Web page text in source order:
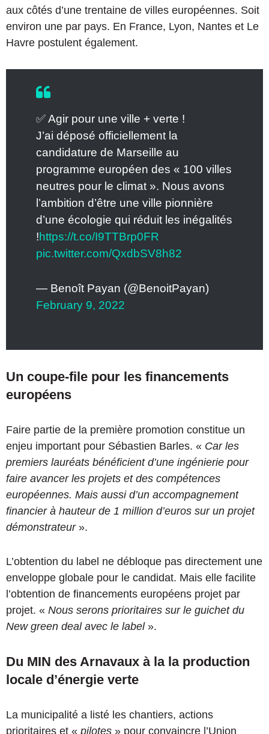
aux côtés d’une trentaine de villes européennes. Soit
environ une par pays. En France, Lyon, Nantes et Le
Havre postulent également.
✅ Agir pour une ville + verte !
J’ai déposé officiellement la
candidature de Marseille au
programme européen des « 100 villes
neutres pour le climat ». Nous avons
l’ambition d’être une ville pionnière
d’une écologie qui réduit les inégalités
!https://t.co/I9TTBrp0FR
pic.twitter.com/QxdbSV8h82
— Benoît Payan (@BenoitPayan)
February 9, 2022
Un coupe-file pour les financements
européens
Faire partie de la première promotion constitue un
enjeu important pour Sébastien Barles. « Car les
premiers lauréats bénéficient d’une ingénierie pour
faire avancer les projets et des compétences
européennes. Mais aussi d’un accompagnement
financier à hauteur de 1 million d’euros sur un projet
démonstrateur».
L’obtention du label ne débloque pas directement une
enveloppe globale pour le candidat. Mais elle facilite
l’obtention de financements européens projet par
projet. « Nous serons prioritaires sur le guichet du
New green deal avec le label».
Du MIN des Arnavaux à la la production
locale d’énergie verte
La municipalité a listé les chantiers, actions
prioritaires et « pilotes » pour convaincre l’Union